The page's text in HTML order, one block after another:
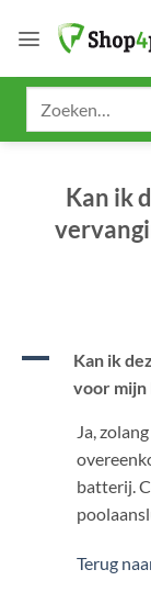
naar
Kan ik
A
Kan ik
voor mijn
Ja,
batterij.
Terug